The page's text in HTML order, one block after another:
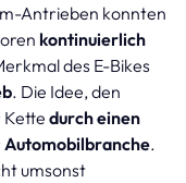
Antrieben konnten
kontinuierlich
des E-Bikes
. Die Idee, den
durch einen
Automobilbranche.
umsonst